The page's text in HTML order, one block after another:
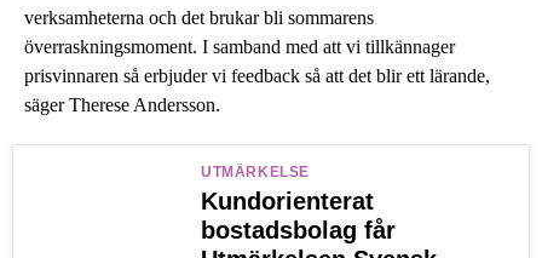
verksamheterna och det brukar bli sommarens
överraskningsmoment. I samband med att vi tillkännager
prisvinnaren så erbjuder vi feedback så att det blir ett lärande,
säger Therese Andersson.
UTMÄRKELSE
Kundorienterat
bostadsbolag får